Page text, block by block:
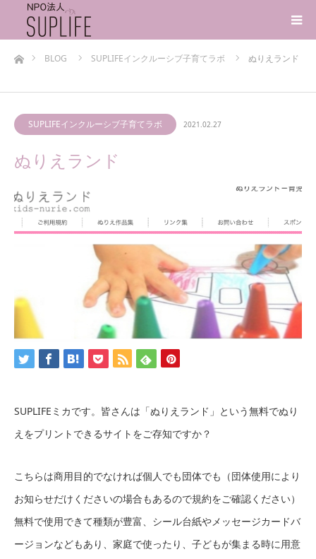
ホームBLOG SUPLIFEインクルーシブ子育てラボ ぬりえランド
SUPLIFEインクルーシブ子育てラボ 2021.02.27
ぬりえランド
SUPLIFEミカです。皆さんは「ぬりえランド」という無料でぬり
えをプリントできるサイトをご存知ですか？
こちらは商用目的でなければ個人でも団体でも（団体使用により
お知らせだけくださいの場合もあるので規約をご確認ください）
無料で使用できて種類が豊富、シール台紙やメッセージカードバ
ージョンなどもあり、家庭で使ったり、子どもが集まる時に用意